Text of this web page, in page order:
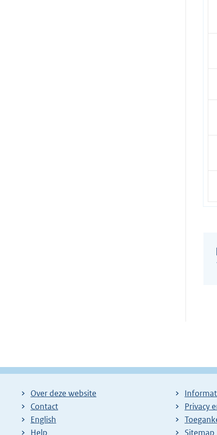
Over deze website
Contact
English
Help
Privacy
Sitemap